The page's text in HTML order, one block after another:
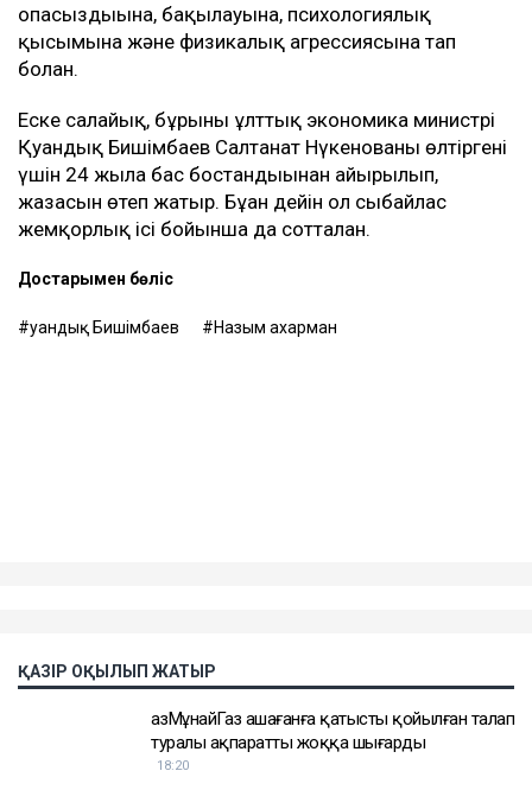
опасыздығына, бақылауына, психологиялық
қысымына және физикалық агрессиясына тап
болған.
Еске салайық, бұрынғы ұлттық экономика министрі
Қуандық Бишімбаев Салтанат Нүкенованы өлтіргені
үшін 24 жылға бас бостандығынан айырылып,
жазасын өтеп жатыр. Бұған дейін ол сыбайлас
жемқорлық ісі бойынша да сотталған.
Достарыңмен бөліс
Қуандық Бишімбаев Назым Қахарман
ҚАЗІР ОҚЫЛЫП ЖАТЫР
ҚазМұнайГаз Қашағанға қатысты қойылған талап
туралы ақпаратты жоққа шығарды
18:20